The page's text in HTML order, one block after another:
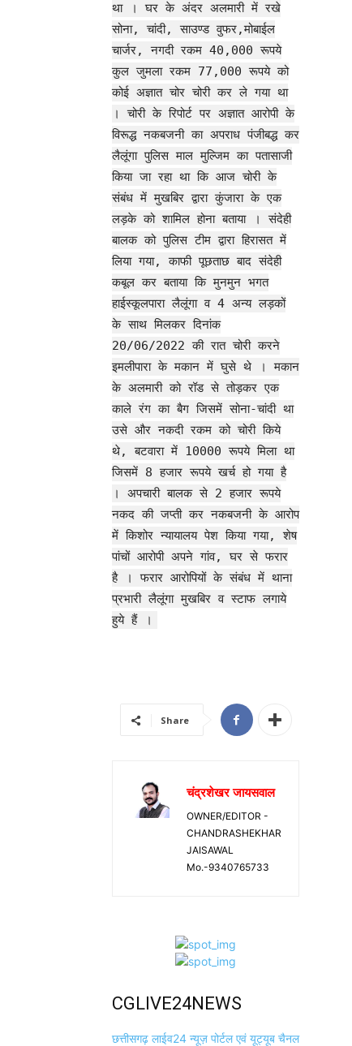
था । घर के अंदर अलमारी में रखे
सोना, चांदी, साउण्ड वुफर,मोबाईल
चार्जर, नगदी रकम 40,000 रूपये
कुल जुमला रकम 77,000 रूपये को
कोई अज्ञात चोर चोरी कर ले गया था
। चोरी के रिपोर्ट पर अज्ञात आरोपी के
विरूद्ध नकबजनी का अपराध पंजीबद्ध कर
लैलूंगा पुलिस माल मुल्जिम का पतासाजी
किया जा रहा था कि आज चोरी के
संबंध में मुखबिर द्वारा कुंजारा के एक
लड़के को शामिल होना बताया । संदेही
बालक को पुलिस टीम द्वारा हिरासत में
लिया गया, काफी पूछताछ बाद संदेही
कबूल कर बताया कि मुनमुन भगत
हाईस्कूलपारा लैलूंगा व 4 अन्य लड़कों
के साथ मिलकर दिनांक
20/06/2022 की रात चोरी करने
इमलीपारा के मकान में घुसे थे । मकान
के अलमारी को रॉड से तोड़कर एक
काले रंग का बैग जिसमें सोना-चांदी था
उसे और नकदी रकम को चोरी किये
थे, बटवारा में 10000 रूपये मिला था
जिसमें 8 हजार रूपये खर्च हो गया है
। अपचारी बालक से 2 हजार रूपये
नकद की जप्ती कर नकबजनी के आरोप
में किशोर न्यायालय पेश किया गया, शेष
पांचों आरोपी अपने गांव, घर से फरार
है । फरार आरोपियों के संबंध में थाना
प्रभारी लैलूंगा मुखबिर व स्टाफ लगाये
हुये हैं ।
Share
चंद्रशेखर जायसवाल
OWNER/EDITOR -
CHANDRASHEKHAR
JAISAWAL
Mo.-9340765733
CGLIVE24NEWS
छत्तीसगढ़ लाईव24 न्यूज़ पोर्टल एवं यूट्यूब चैनल